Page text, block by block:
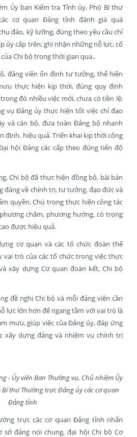
Ủy ban Kiểm tra Tỉnh ủy, Phó Bí thư
cơ quan Đảng tỉnh đánh giá quá
đáo, kỹ lưỡng, đúng theo yêu cầu chỉ
ủy cấp trên; ghi nhận những nỗ lực, cố
Chi bộ trong thời gian qua..
đảng viên ổn định tư tưởng, thể hiện
thực hiện kịp thời, đúng quy định
đó nhiều việc mới, chưa có tiền lệ;
vụ Đảng ủy thực hiện tốt việc chỉ đạo
và cán bộ, đưa toàn Đảng bộ nhanh
định, hiệu quả. Triển khai kịp thời công
hội Đảng các cấp theo đúng tiến độ
Chi bộ đã thực hiện đồng bộ, bài bản
đảng về chính trị, tư tưởng, đạo đức và
quyền. Chú trọng thực hiện công tác
châm, phương hướng, có trọng
được hiệu quả.
cơ quan và các tổ chức đoàn thể
trò của các tổ chức trong việc thực
xây dựng Cơ quan đoàn kết, Chi bộ
đề nghị Chi bộ và mỗi đảng viên cần
lực lớn hơn để ngang tầm với vai trò là
mưu, giúp việc của Đảng ủy, đáp ứng
xây dựng đảng và nhiệm vụ chính trị
- Ủy viên Ban Thường vụ, Chủ nhiệm Ủy
Bí thư Thường trực Đảng ủy các cơ quan
Đảng tỉnh
trực các cơ quan Đảng tỉnh nhấn
sở đảng nói chung, đại hội Chi bộ Cơ